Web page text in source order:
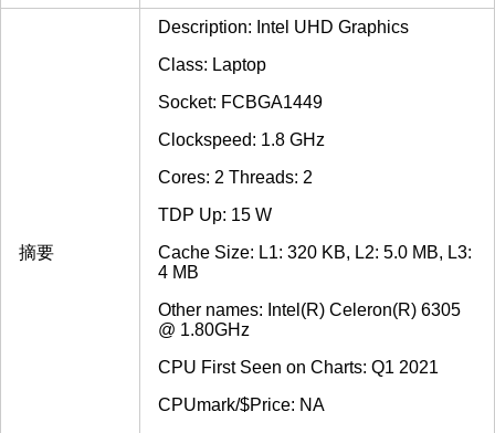
摘要
Description: Intel UHD Graphics
Class: Laptop
Socket: FCBGA1449
Clockspeed: 1.8 GHz
Cores: 2 Threads: 2
TDP Up: 15 W
Cache Size: L1: 320 KB, L2: 5.0 MB, L3:
4 MB
Other names: Intel(R) Celeron(R) 6305
@ 1.80GHz
CPU First Seen on Charts: Q1 2021
CPUmark/$Price: NA